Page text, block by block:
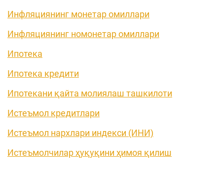
Инфляциянинг монетар омиллари
Инфляциянинг номонетар омиллари
Ипотека
Ипотека кредити
Ипотекани қайта молиялаш ташкилоти
Истеъмол кредитлари
Истеъмол нархлари индекси (ИНИ)
Истеъмолчилар ҳуқуқини ҳимоя қилиш